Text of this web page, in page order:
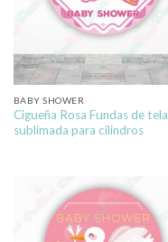
BABY SHOWER
Cigueña Rosa Fundas de tela
sublimada para cilindros